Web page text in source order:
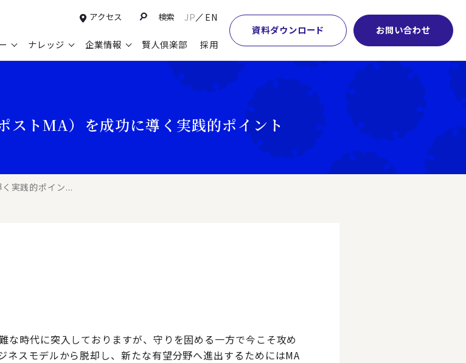
アクセス 検索 JP EN
ナレッジ 企業情報 賢人倶楽部 採用
資料ダウンロード お問い合わせ
M&A支援
マーケティング戦略・営業改革
本社・間接業務改革
サプライチェーンマネジメント
物流改革
ヒューマンリソースマネジメント
ビジネスプロセスアウトソーシング
配信中のセミナーアーカイブ
経営企画・事業戦略
人事
営業・マーケティング
設計・開発・生産・調達
【特集】会計システム刷新
【特集】FP＆Aへの旅
トップメッセージ
レイヤーズ・コンサルティングの特徴
学術顧問紹介
DE&I推進の取り組み
グループ会社
グローバルネットワーク
パートナーシップ
メディア掲載
ストMA）を成功に導く実践的ポイント
実践的ポイン...
な時代に突入しておりますが、守りを固める一方で今こそ攻め
ネスモデルから脱却し、新たな有望分野へ進出するためにはMA